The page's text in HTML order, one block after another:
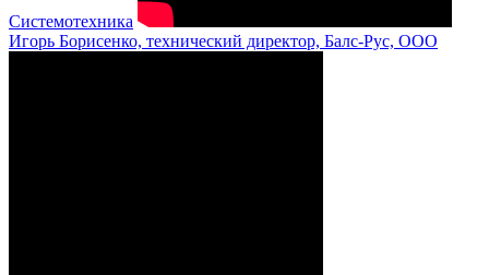
Системотехника
Игорь Борисенко, технический директор, Балс-Рус, ООО